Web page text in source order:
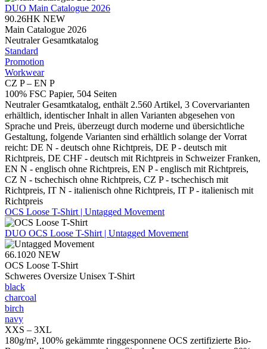
DUO Main Catalogue 2026
90.26HK NEW
Main Catalogue 2026
Neutraler Gesamtkatalog
Standard
Promotion
Workwear
CZ P – EN P
100% FSC Papier, 504 Seiten
Neutraler Gesamtkatalog, enthält 2.560 Artikel, 3 Covervarianten
erhältlich, identischer Inhalt in allen Varianten abgesehen von
Sprache und Preis, überzeugt durch moderne und übersichtliche
Gestaltung, folgende Varianten sind erhältlich solange der Vorrat
reicht: DE N - deutsch ohne Richtpreis, DE P - deutsch mit
Richtpreis, DE CHF - deutsch mit Richtpreis in Schweizer Franken,
EN N - englisch ohne Richtpreis, EN P - englisch mit Richtpreis,
CZ N - tschechisch ohne Richtpreis, CZ P - tschechisch mit
Richtpreis, IT N - italienisch ohne Richtpreis, IT P - italienisch mit
Richtpreis
OCS Loose T-Shirt | Untagged Movement
DUO OCS Loose T-Shirt | Untagged Movement
66.1020 NEW
OCS Loose T-Shirt
Schweres Oversize Unisex T-Shirt
black
charcoal
birch
navy
XXS – 3XL
180g/m², 100% gekämmte ringgesponnene OCS zertifizierte Bio-